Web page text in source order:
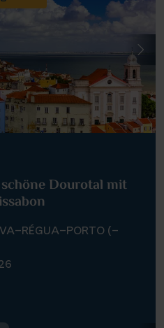
Dourotal mit
(–